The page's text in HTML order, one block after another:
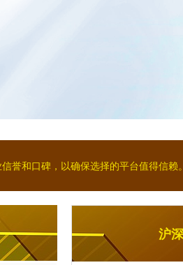
和口碑，以确保选择的平台值得信赖。
沪